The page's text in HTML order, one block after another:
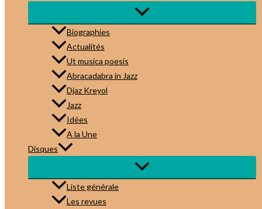
Biographies
Actualités
Ut musica poesis
Abracadabra in Jazz
Djaz Kreyol
Jazz
Idées
A la Une
Disques
Liste générale
Les revues